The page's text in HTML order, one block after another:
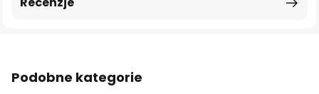
Podobne kategorie